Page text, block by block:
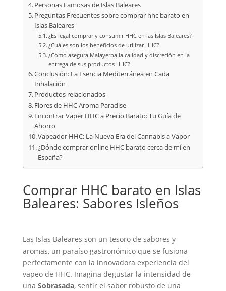
Personas Famosas de Islas Baleares
Preguntas Frecuentes sobre comprar hhc barato en
Islas Baleares
¿Es legal comprar y consumir HHC en las Islas Baleares?
¿Cuáles son los beneficios de utilizar HHC?
¿Cómo asegura Malayerba la calidad y discreción en la
entrega de sus productos HHC?
Conclusión: La Esencia Mediterránea en Cada
Inhalación
Productos relacionados
Flores de HHC Aroma Paradise
Encontrar Vaper HHC a Precio Barato: Tu Guía de
Ahorro
Vapeador HHC: La Nueva Era del Cannabis a Vapor
¿Dónde comprar online HHC barato cerca de mí en
España?
Comprar HHC barato en Islas
Baleares: Sabores Isleños
Las Islas Baleares son un tesoro de sabores y
aromas, un paraíso gastronómico que se fusiona
perfectamente con la innovadora experiencia del
vapeo de HHC. Imagina degustar la intensidad de
una Sobrasada, sentir el sabor robusto de una